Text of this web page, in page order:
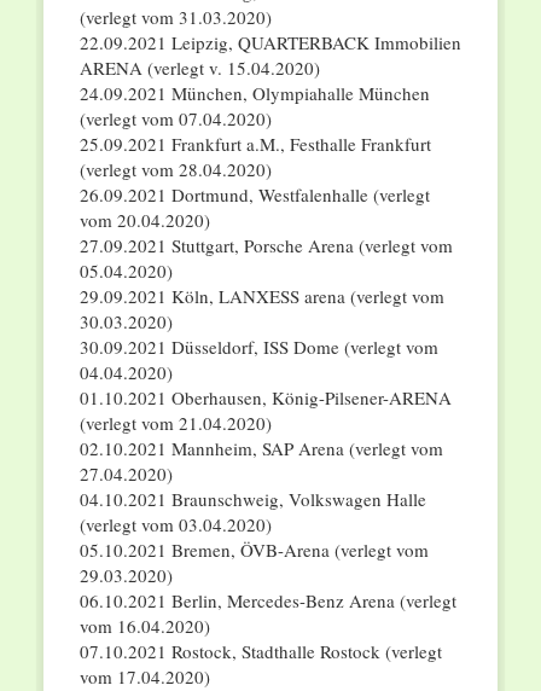
(verlegt vom 31.03.2020)
22.09.2021 Leipzig, QUARTERBACK Immobilien
ARENA (verlegt v. 15.04.2020)
24.09.2021 München, Olympiahalle München
(verlegt vom 07.04.2020)
25.09.2021 Frankfurt a.M., Festhalle Frankfurt
(verlegt vom 28.04.2020)
26.09.2021 Dortmund, Westfalenhalle (verlegt
vom 20.04.2020)
27.09.2021 Stuttgart, Porsche Arena (verlegt vom
05.04.2020)
29.09.2021 Köln, LANXESS arena (verlegt vom
30.03.2020)
30.09.2021 Düsseldorf, ISS Dome (verlegt vom
04.04.2020)
01.10.2021 Oberhausen, König-Pilsener-ARENA
(verlegt vom 21.04.2020)
02.10.2021 Mannheim, SAP Arena (verlegt vom
27.04.2020)
04.10.2021 Braunschweig, Volkswagen Halle
(verlegt vom 03.04.2020)
05.10.2021 Bremen, ÖVB-Arena (verlegt vom
29.03.2020)
06.10.2021 Berlin, Mercedes-Benz Arena (verlegt
vom 16.04.2020)
07.10.2021 Rostock, Stadthalle Rostock (verlegt
vom 17.04.2020)